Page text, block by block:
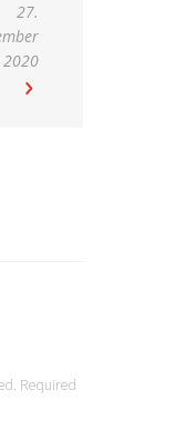
27.
2020
Required